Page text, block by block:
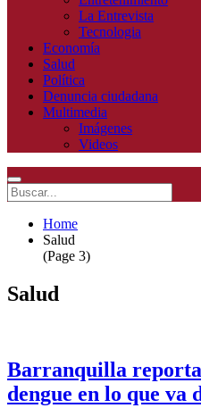
La Entrevista
Tecnologia
Economía
Salud
Política
Denuncia ciudadana
Multimedia
Imágenes
Videos
Home
Salud
(Page 3)
Salud
Barranquilla
dengue en lo que va